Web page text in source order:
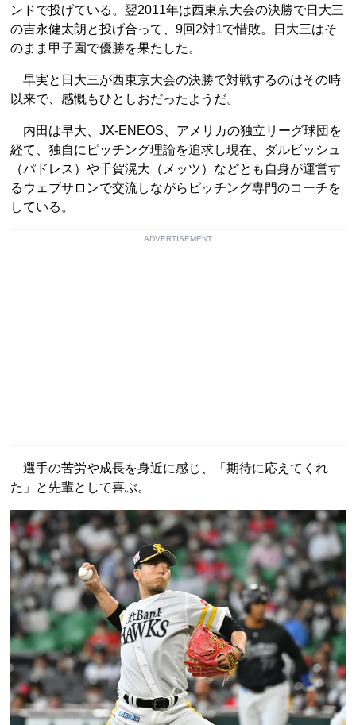
ンドで投げている。翌2011年は西東京大会の決勝で日大三
の吉永健太朗と投げ合って、9回2対1で惜敗。日大三はそ
のまま甲子園で優勝を果たした。
早実と日大三が西東京大会の決勝で対戦するのはその時
以来で、感慨もひとしおだったようだ。
内田は早大、JX-ENEOS、アメリカの独立リーグ球団を
経て、独自にピッチング理論を追求し現在、ダルビッシュ
（パドレス）や千賀滉大（メッツ）などとも自身が運営す
るウェブサロンで交流しながらピッチング専門のコーチを
している。
ADVERTISEMENT
選手の苦労や成長を身近に感じ、「期待に応えてくれ
た」と先輩として喜ぶ。